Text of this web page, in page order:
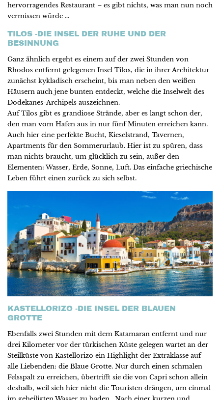
hervorragendes Restaurant – es gibt nichts, was man nun noch
vermissen würde …
TILOS -DIE INSEL DER RUHE UND DER
BESINNUNG
Ganz ähnlich ergeht es einem auf der zwei Stunden von
Rhodos entfernt gelegenen Insel Tilos, die in ihrer Architektur
zunächst kykladisch erscheint, bis man neben den weißen
Häusern auch jene bunten entdeckt, welche die Inselwelt des
Dodekanes-Archipels auszeichnen.
Auf Tilos gibt es grandiose Strände, aber es langt schon der,
den man vom Hafen aus in nur fünf Minuten erreichen kann.
Auch hier eine perfekte Bucht, Kieselstrand, Tavernen,
Apartments für den Sommerurlaub. Hier ist zu spüren, dass
man nichts braucht, um glücklich zu sein, außer den
Elementen: Wasser, Erde, Sonne, Luft. Das einfache griechische
Leben führt einen zurück zu sich selbst.
KASTELLORIZO -DIE INSEL DER BLAUEN
GROTTE
Ebenfalls zwei Stunden mit dem Katamaran entfernt und nur
drei Kilometer vor der türkischen Küste gelegen wartet an der
Steilküste von Kastellorizo ein Highlight der Extraklasse auf
alle Liebenden: die Blaue Grotte. Nur durch einen schmalen
Felsspalt zu erreichen, übertrifft sie die von Capri schon allein
deshalb, weil sich hier nicht die Touristen drängen, um einmal